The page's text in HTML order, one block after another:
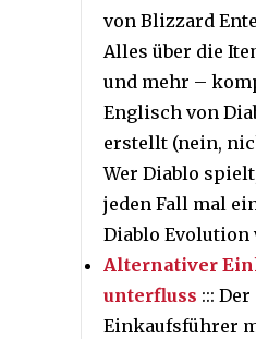
von Blizzard
Alles über die
und mehr –
Englisch von
erstellt (nein,
Wer Diablo
jeden Fall mal
Diablo Evolution
Alternativer
unterfluss :::
Einkaufsführer